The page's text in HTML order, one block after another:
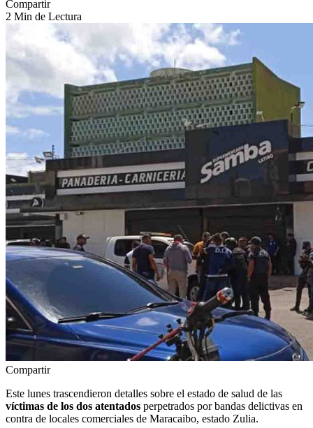
Compartir
2 Min de Lectura
Compartir
Este lunes trascendieron detalles sobre el estado de salud de las
víctimas de los dos atentados perpetrados por bandas delictivas en
contra de locales comerciales de Maracaibo, estado Zulia.